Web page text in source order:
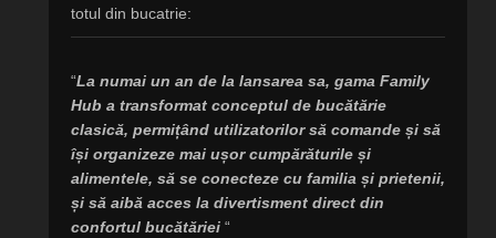
totul din bucatrie:
“La numai un an de la lansarea sa, gama Family
Hub a transformat conceptul de bucătărie
clasică, permițând utilizatorilor să comande și să
își organizeze mai ușor cumpărăturile și
alimentele, să se conecteze cu familia și prietenii,
și să aibă acces la divertisment direct din
confortul bucătăriei “